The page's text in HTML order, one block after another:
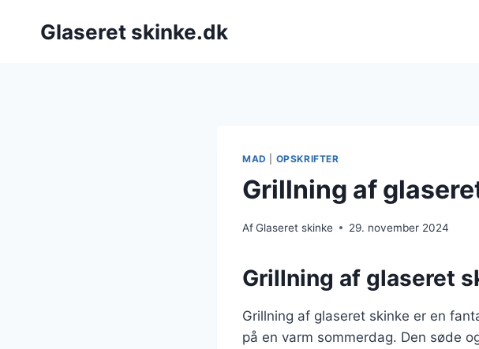
Glaseret skinke.dk
MAD OPSKRIFTER
Grillning af
AfGlaseret skinke 29. november 2024
Grillning af glaseret
Grillning af glaseret skinke er en
på en varm sommerdag. Den søde